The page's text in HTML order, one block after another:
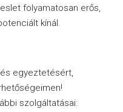
folyamatosan erős,
kínál.
egyeztetésért,
szolgáltatásai: